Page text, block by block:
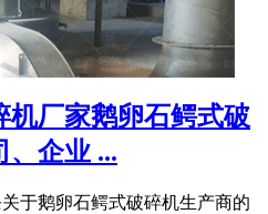
机厂家鹅卵石鳄式破
、企业 ...
于鹅卵石鳄式破碎机生产商的